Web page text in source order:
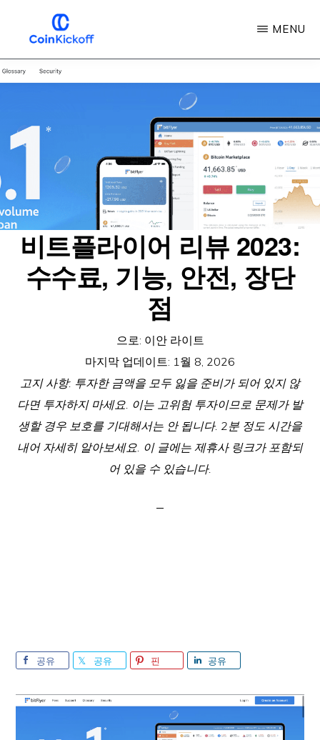
콘
텐
건
너
뛰
기
COIN
킥
오
MENU
비트플라이어 리뷰 2023:
수수료, 기능, 안전, 장단
점
으로: 이안 라이트
마지막 업데이트: 1월 8, 2026
고지 사항: 투자한 금액을 모두 잃을 준비가 되어 있지 않
다면 투자하지 마세요. 이는 고위험 투자이므로 문제가 발
생할 경우 보호를 기대해서는 안 됩니다. 2분 정도 시간을
내어 자세히 알아보세요. 이 글에는 제휴사 링크가 포함되
어 있을 수 있습니다.
공유 공유 핀 공유